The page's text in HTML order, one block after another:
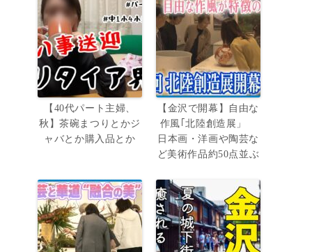
【40代パート主婦、
秋】茶碗まつりとかジ
ャバとか購入品とか
【金沢で開幕】自由な
作風｢北陸創造展」
日本画・洋画や陶芸な
ど美術作品約50点並ぶ